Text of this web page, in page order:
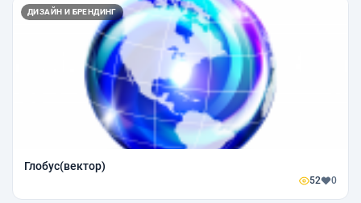
ДИЗАЙН И БРЕНДИНГ
Глобус(вектор)
52 0